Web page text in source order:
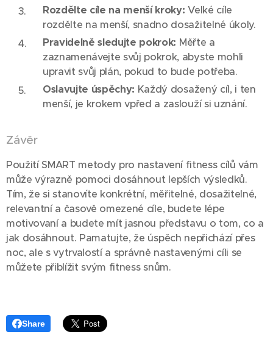
Rozdělte cíle na menší kroky: Velké cíle
rozdělte na menší, snadno dosažitelné úkoly.
Pravidelně sledujte pokrok: Měřte a
zaznamenávejte svůj pokrok, abyste mohli
upravit svůj plán, pokud to bude potřeba.
Oslavujte úspěchy: Každý dosažený cíl, i ten
menší, je krokem vpřed a zaslouží si uznání.
Závěr
Použití SMART metody pro nastavení fitness cílů vám
může výrazně pomoci dosáhnout lepších výsledků.
Tím, že si stanovíte konkrétní, měřitelné, dosažitelné,
relevantní a časově omezené cíle, budete lépe
motivovaní a budete mít jasnou představu o tom, co a
jak dosáhnout. Pamatujte, že úspěch nepřichází přes
noc, ale s vytrvalostí a správně nastavenými cíli se
můžete přiblížit svým fitness snům.
Share